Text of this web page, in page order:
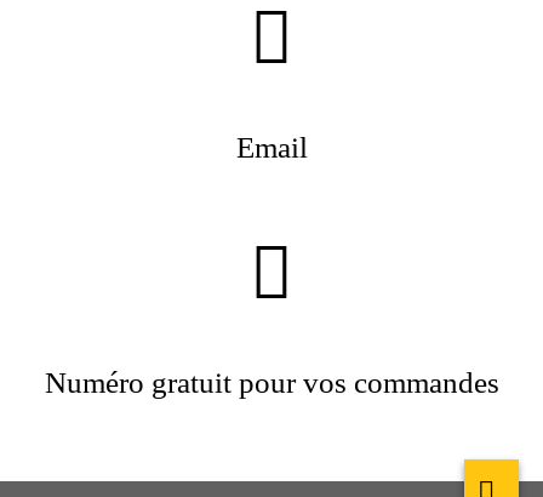
Email
Numéro gratuit pour vos commandes